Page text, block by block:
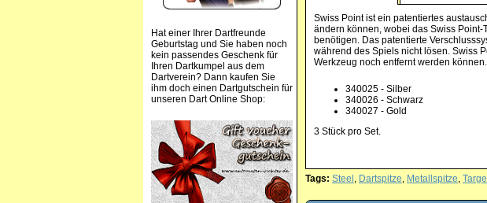
Hat einer Ihrer Dartfreunde
Geburtstag und Sie haben noch
kein passendes Geschenk für
Ihren Dartkumpel aus dem
Dartverein? Dann kaufen Sie
ihm doch einen Dartgutschein für
unseren Dart Online Shop:
Swiss Point ist ein patentiertes
ändern können, wobei das Swiss Point-
benötigen. Das patentierte
während des Spiels nicht lösen. Swiss
Werkzeug noch entfernt werden
340025 - Silber
340026 - Schwarz
340027 - Gold
3 Stück pro Set.
Tags: Steel , Dartspitze, Metallspitze,